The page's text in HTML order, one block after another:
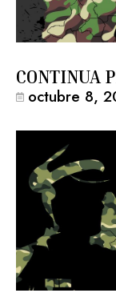
CONTINUA
octubre 8,